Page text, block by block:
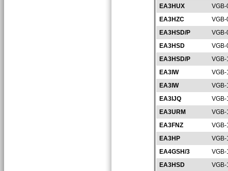
EA3HUX
EA3HZC
EA3HSD/P
EA3HSD
EA3HSD/P
EA3IW
EA3IW
VGB-
EA3IJQ
VGB-
EA3URM
VGB-
EA3FNZ
EA3HP
EA4GSH/3
EA3HSD